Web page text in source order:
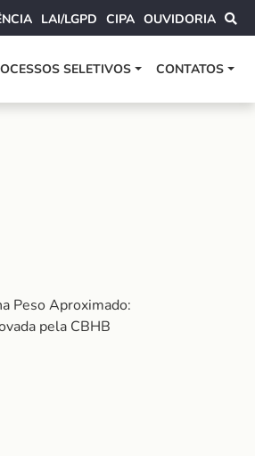
LAI/LGPD CIPA OUVIDORIA
SELETIVOS CONTATOS
Peso Aproximado:
pela CBHB